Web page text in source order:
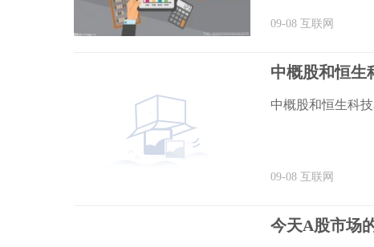
09-08 互联网
中概股和恒生
中概股和恒生科
09-08 互联网
今天A股市场